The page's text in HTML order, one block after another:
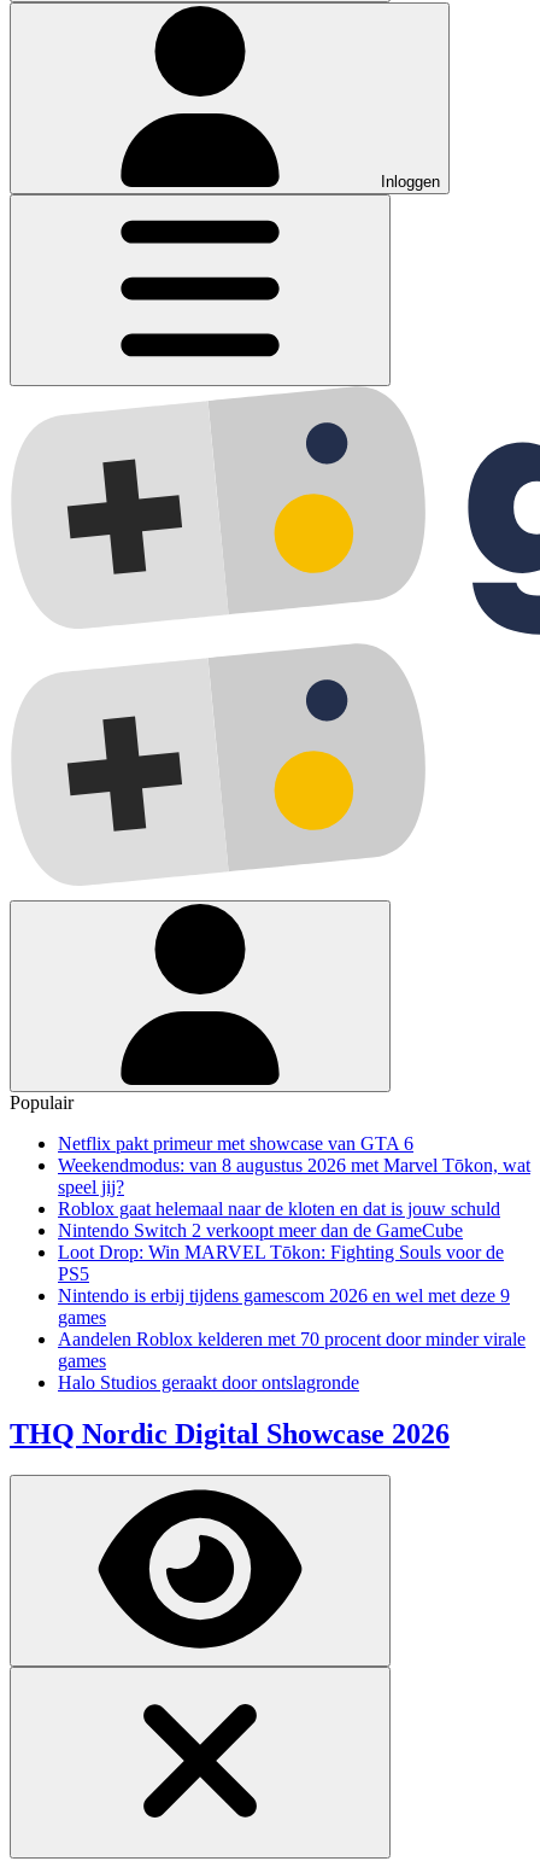
Inloggen
Populair
Netflix pakt primeur met showcase van GTA 6
Weekendmodus: van 8 augustus 2026 met Marvel Tōkon, wat
speel jij?
Roblox gaat helemaal naar de kloten en dat is jouw schuld
Nintendo Switch 2 verkoopt meer dan de GameCube
Loot Drop: Win MARVEL Tōkon: Fighting Souls voor de
PS5
Nintendo is erbij tijdens gamescom 2026 en wel met deze 9
games
Aandelen Roblox kelderen met 70 procent door minder virale
games
Halo Studios geraakt door ontslagronde
THQ Nordic Digital Showcase 2026